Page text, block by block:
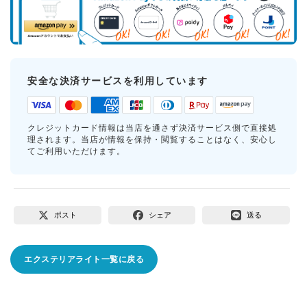
安全な決済サービスを利用しています
クレジットカード情報は当店を通さず決済サービス側で直接処
理されます。当店が情報を保持・閲覧することはなく、安心し
てご利用いただけます。
ポスト シェア 送る
エクステリアライト一覧に戻る